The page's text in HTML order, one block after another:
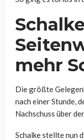
mehr
Die größte
nach einer Stunde,
Nachschuss über
Schalke stellte nun